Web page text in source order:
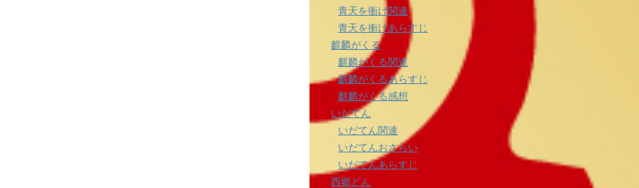
青天を衝け関連
青天を衝けあらすじ
麒麟がくる
麒麟がくる関連
麒麟がくるあらすじ
麒麟がくる感想
いだてん
いだてん関連
いだてんおさらい
いだてんあらすじ
西郷どん